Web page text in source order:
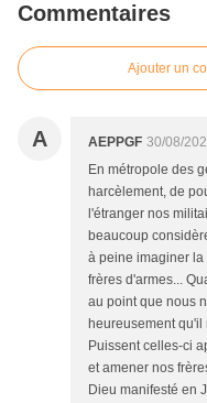
Commentaires
Ajouter un
A AEPPGF 30/08/
En métropole des
harcèlement, de
l'étranger nos
beaucoup
à peine imaginer
frères d'armes...
au point que nous
heureusement
Puissent celles-ci
et amener nos
Dieu manifesté en